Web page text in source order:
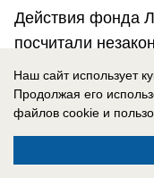
Действия фонда
посчитали
Наш сайт использует
Продолжая его
файлов cookie и